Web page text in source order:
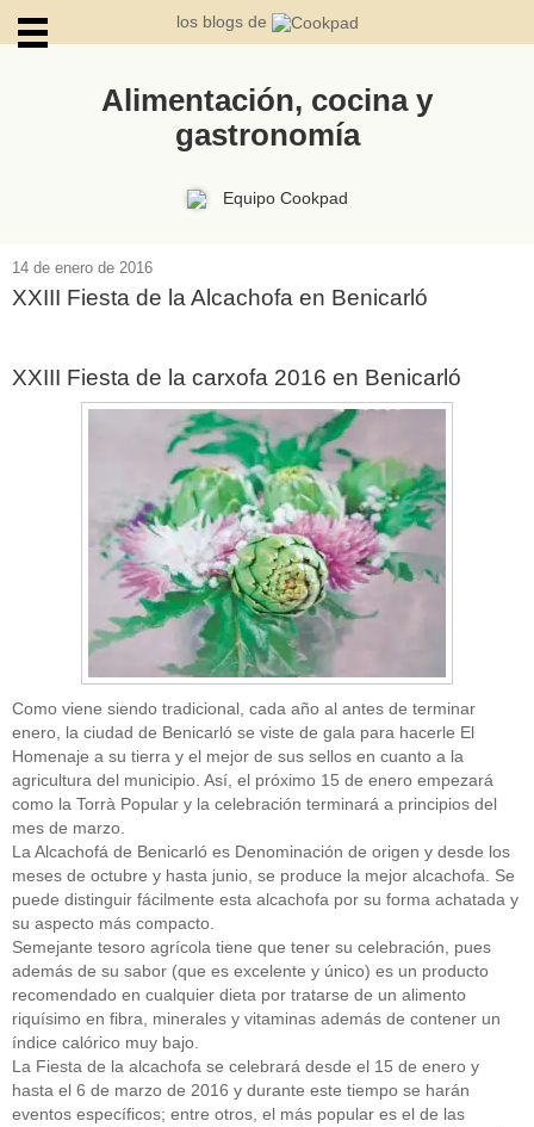
los blogs de
Alimentación, cocina y
gastronomía
Equipo Cookpad
14 de enero de 2016
XXIII Fiesta de la Alcachofa en Benicarló
XXIII Fiesta de la carxofa 2016 en Benicarló
Como viene siendo tradicional, cada año al antes de terminar
enero, la ciudad de Benicarló se viste de gala para hacerle El
Homenaje a su tierra y el mejor de sus sellos en cuanto a la
agricultura del municipio. Así, el próximo 15 de enero empezará
como la Torrà Popular y la celebración terminará a principios del
mes de marzo.
La Alcachofá de Benicarló es Denominación de origen y desde los
meses de octubre y hasta junio, se produce la mejor alcachofa. Se
puede distinguir fácilmente esta alcachofa por su forma achatada y
su aspecto más compacto.
Semejante tesoro agrícola tiene que tener su celebración, pues
además de su sabor (que es excelente y único) es un producto
recomendado en cualquier dieta por tratarse de un alimento
riquísimo en fibra, minerales y vitaminas además de contener un
índice calórico muy bajo.
La Fiesta de la alcachofa se celebrará desde el 15 de enero y
hasta el 6 de marzo de 2016 y durante este tiempo se harán
eventos específicos; entre otros, el más popular es el de las